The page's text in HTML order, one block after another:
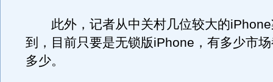
此外，记者从中关村几位较大的iPhone
到，目前只要是无锁版iPhone，有多少市
多少。